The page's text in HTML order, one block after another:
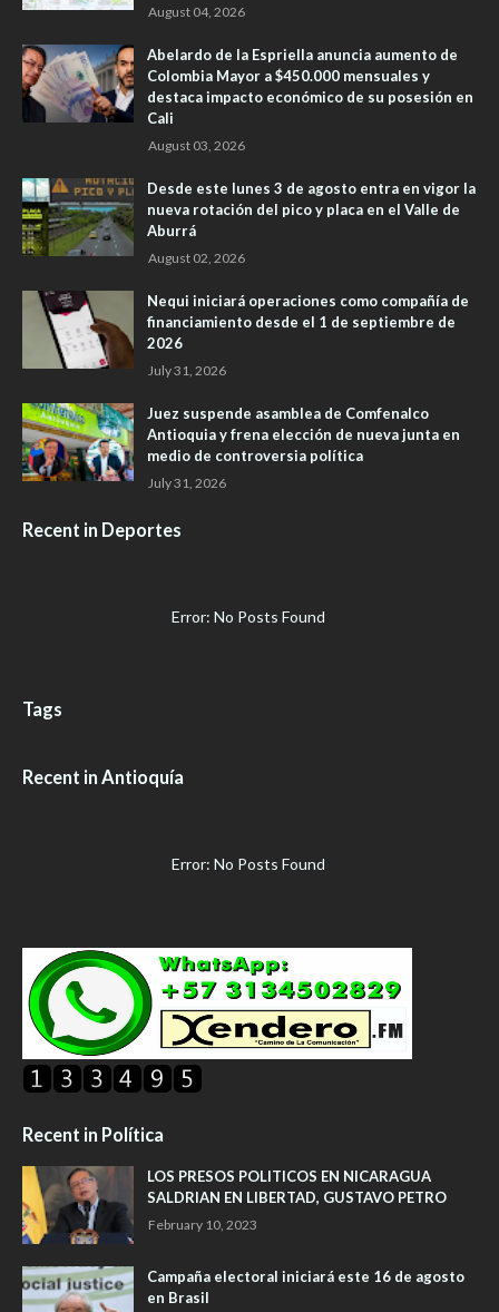
August 04, 2026
Abelardo de la Espriella anuncia aumento de
Colombia Mayor a $450.000 mensuales y
destaca impacto económico de su posesión en
Cali
August 03, 2026
Desde este lunes 3 de agosto entra en vigor la
nueva rotación del pico y placa en el Valle de
Aburrá
August 02, 2026
Nequi iniciará operaciones como compañía de
financiamiento desde el 1 de septiembre de
2026
July 31, 2026
Juez suspende asamblea de Comfenalco
Antioquia y frena elección de nueva junta en
medio de controversia política
July 31, 2026
Recent in Deportes
Error: No Posts Found
Tags
Recent in Antioquía
Error: No Posts Found
Recent in Política
LOS PRESOS POLITICOS EN NICARAGUA
SALDRIAN EN LIBERTAD, GUSTAVO PETRO
February 10, 2023
Campaña electoral iniciará este 16 de agosto
en Brasil